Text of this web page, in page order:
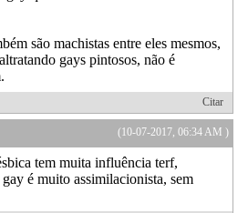
são machistas entre eles mesmos,
gays pintosos, não é
Citar
(10-07-2017, 06:34 AM )
tem muita influência terf,
é muito assimilacionista, sem